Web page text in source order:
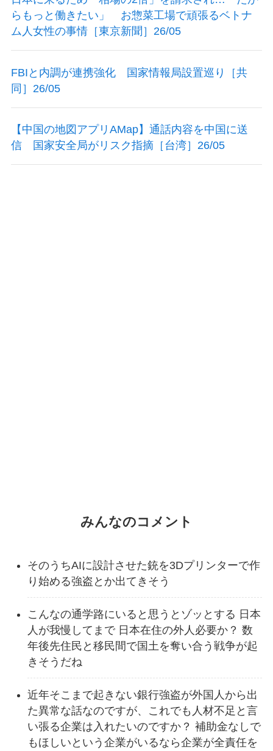
らもっと働きたい」 お惣菜工場で頑張るベトナ
ム人女性の事情［東京新聞］26/05
FBIと内調が連携強化 国家情報局設置巡り［共
同］26/05
【中国の地図アプリAMap】通話内容を中国に送
信 国家安全局がリスク指摘［台湾］26/05
みんなのコメント
そのうちAIに設計させた銃を3Dプリンターで作
り始める強盗とか出てきそう
こんなの通学路にいると思うとゾッとする 日本
人が我慢してまで 日本在住の外人必要か？ 数
年後先住民と移民間で国土を奪い合う戦争が起
きそうだね
近年そこまで起きない銀行強盗が外国人から出
た異常な話なのですが、これでも人材不足と言
い張る企業は入れたいのですか？ 補助金なしで
もほしいという企業がいるなら企業が全責任を